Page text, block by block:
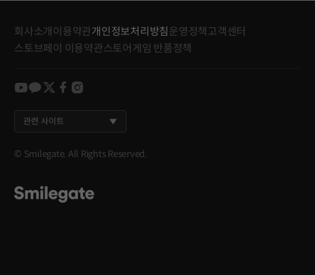
회사소개 이용약관개인정보처리방침 운영정책고객센터
스토브페이 이용약관스토어게임 반품정책
youtube
kakao
twitter
facebook
instagram
관련 사이트
© Smilegate. All Rights Reserved.